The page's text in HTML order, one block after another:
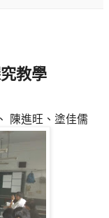
教學
陳進旺、塗佳儒